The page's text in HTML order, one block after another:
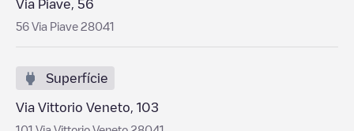
Via Piave, 56
56 Via Piave 28041
Superfície
Via Vittorio Veneto, 103